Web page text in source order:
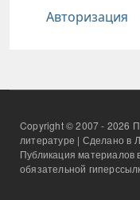
Авторизация
Copyright © 2007 - 2026
литературе | Сделано в
Публикация материалов
обязательной